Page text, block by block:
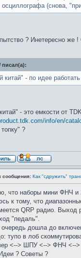
осциллографа (снова,
? Инетересно же !
писал(а):
китай" - по идее
- это емкости от
info/en/
?
сообщения: Как "сдружить"
что наборы мини ФНЧ и
к тому, что
QRP радио.
"педаль".
очередь дошла до
тупо в лоб
<--> ШПУ <--> ФНЧ <-->
? Советы ?